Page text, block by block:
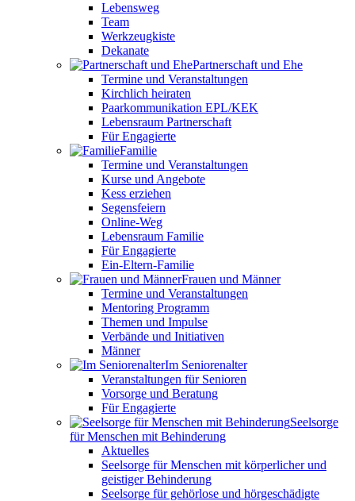
Lebensweg
Team
Werkzeugkiste
Dekanate
Partnerschaft und Ehe
Termine und Veranstaltungen
Kirchlich heiraten
Paarkommunikation EPL/KEK
Lebensraum Partnerschaft
Für Engagierte
Familie
Termine und Veranstaltungen
Kurse und Angebote
Kess erziehen
Segensfeiern
Online-Weg
Lebensraum Familie
Für Engagierte
Ein-Eltern-Familie
Frauen und Männer
Termine und Veranstaltungen
Mentoring Programm
Themen und Impulse
Verbände und Initiativen
Männer
Im Seniorenalter
Veranstaltungen für Senioren
Vorsorge und Beratung
Für Engagierte
Seelsorge
für Menschen mit Behinderung
Aktuelles
Seelsorge für Menschen mit körperlicher und
geistiger Behinderung
Seelsorge für gehörlose und hörgeschädigte